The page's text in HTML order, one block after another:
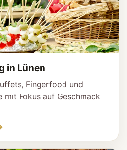
in Lünen
Fingerfood und
mit Fokus auf Geschmack